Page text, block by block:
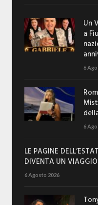
Un
a
6
6
LE PAGINE
DIVENTA UN
6 Agosto 2026